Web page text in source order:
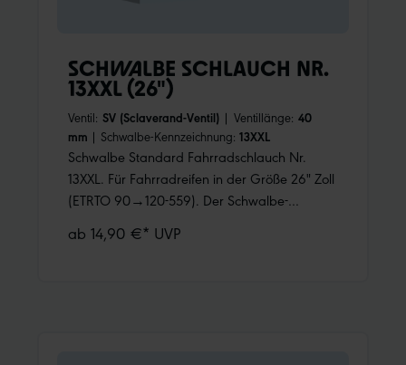
SCHWALBE SCHLAUCH NR.
13XXL (26")
Ventil: SV (Sclaverand-Ventil) | Ventillänge: 40
mm | Schwalbe-Kennzeichnung: 13XXL
Schwalbe Standard Fahrradschlauch Nr.
13XXL. Für Fahrradreifen in der Größe 26" Zoll
(ETRTO 90→120-559). Der Schwalbe-
Volumen. Für Fatbikereifen bis 120 mm Breite.
ab 14,90 €* UVP